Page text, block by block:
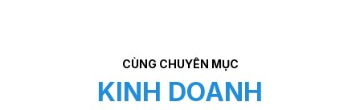
CÙNG CHUYÊN MỤC
KINH DOANH